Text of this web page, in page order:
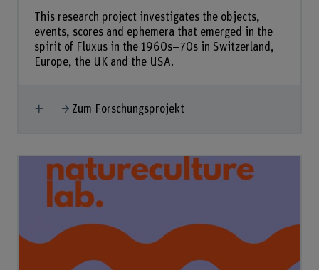
This research project investigates the objects,
events, scores and ephemera that emerged in the
spirit of Fluxus in the 1960s–70s in Switzerland,
Europe, the UK and the USA.
Mehr anzeigen
Zum Forschungsprojekt